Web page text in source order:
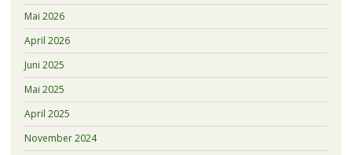
Mai 2026
April 2026
Juni 2025
Mai 2025
April 2025
November 2024